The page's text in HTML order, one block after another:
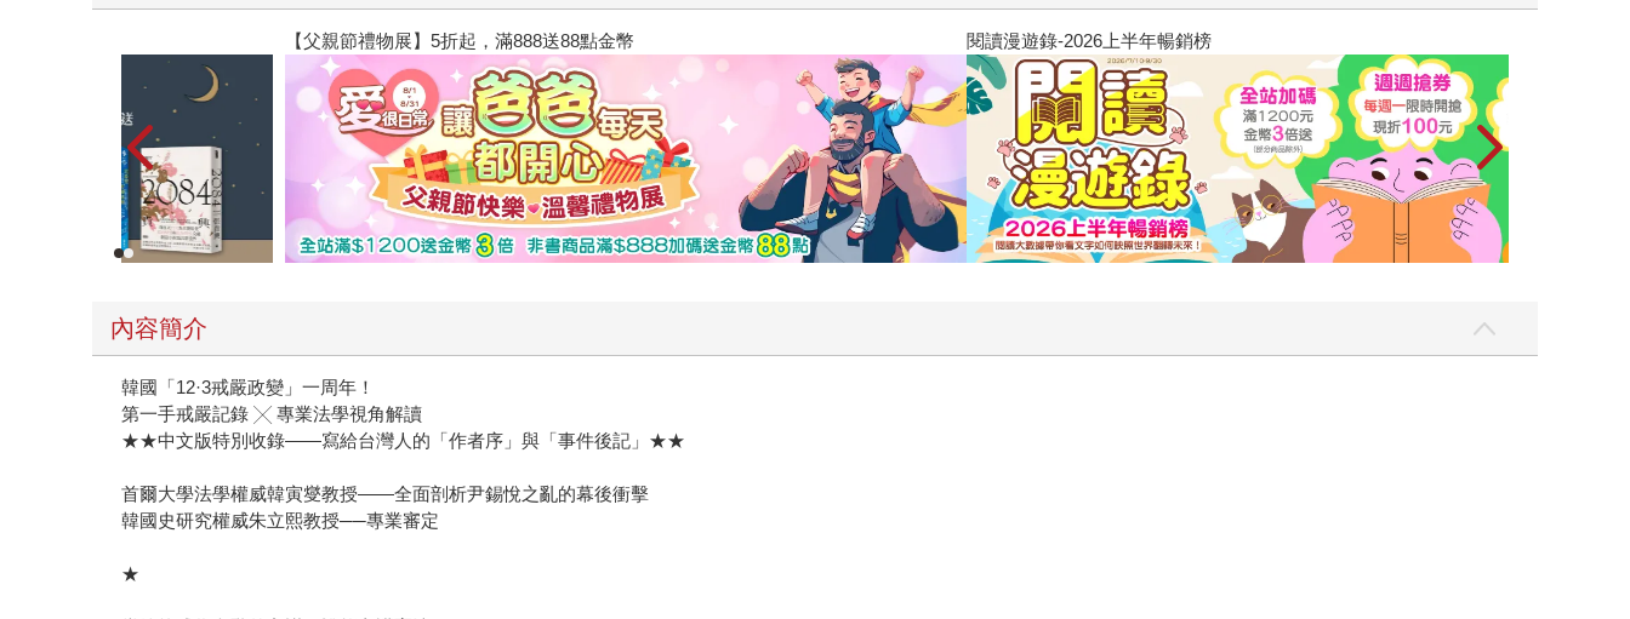
【父親節禮物展】5折起，滿888送88點金幣 閱讀漫遊錄-2026上半年暢銷榜
內容簡介
韓國「12·3戒嚴政變」一周年！
第一手戒嚴記錄 ╳ 專業法學視角解讀
★★中文版特別收錄——寫給台灣人的「作者序」與「事件後記」★★
首爾大學法學權威韓寅燮教授——全面剖析尹錫悅之亂的幕後衝擊
韓國史研究權威朱立熙教授──專業審定
★